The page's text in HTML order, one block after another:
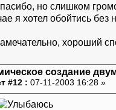
но слишком
я хотел обойтись без
хороший
создание
#12 : 07-11-2003 16:28 »